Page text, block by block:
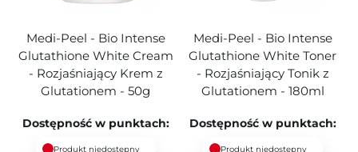
Medi-Peel - Bio Intense
Glutathione White Cream
- Rozjaśniający Krem z
Glutationem - 50g
Dostępność w punktach:
Produkt niedostępny
Medi-Peel - Bio Intense
Glutathione White Toner
- Rozjaśniający Tonik z
Glutationem - 180ml
Dostępność w punktach:
Produkt niedostępny